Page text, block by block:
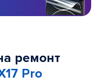
ремонт
Pro